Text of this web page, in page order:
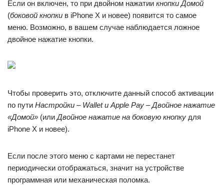
Если он включен, то при двойном нажатии кнопки Домой
(боковой кнопки в iPhone X и новее) появится то самое
меню. Возможно, в вашем случае наблюдается ложное
двойное нажатие кнопки.
Чтобы проверить это, отключите данный способ активации
по пути Настройки – Wallet и Apple Pay – Двойное нажатие
«Домой» (или Двойное нажатие на боковую кнопку для
iPhone X и новее).
Если после этого меню с картами не перестанет
периодически отображаться, значит на устройстве
программная или механическая поломка.